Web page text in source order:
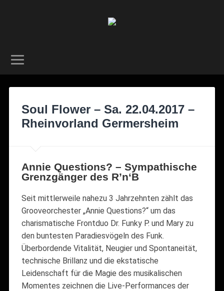
Soul Flower – Sa. 22.04.2017 –
Rheinvorland Germersheim
Annie Questions? – Sympathische
Grenzgänger des R’n‘B
Seit mittlerweile nahezu 3 Jahrzehnten zählt das
Grooveorchester „Annie Questions?“ um das
charismatische Frontduo Dr. Funky P. und Mary zu
den buntesten Paradiesvögeln des Funk.
Überbordende Vitalität, Neugier und Spontaneität,
technische Brillanz und die ekstatische
Leidenschaft für die Magie des musikalischen
Momentes zeichnen die Live-Performances der